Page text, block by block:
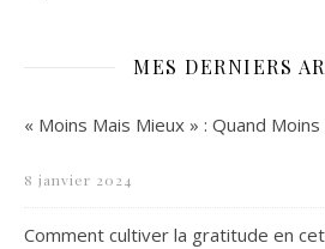
MES DERNIERS
« Moins Mais Mieux » : Quand
8 janvier 2024
Comment cultiver la gratitude en